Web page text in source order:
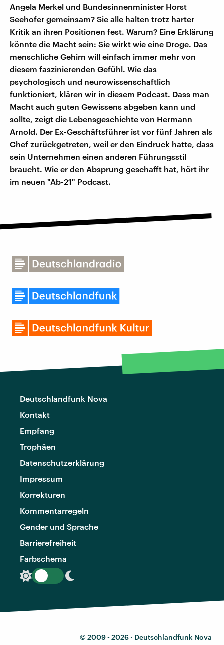
Angela Merkel und Bundesinnenminister Horst
Seehofer gemeinsam? Sie alle halten trotz harter
Kritik an ihren Positionen fest. Warum? Eine Erklärung
könnte die Macht sein: Sie wirkt wie eine Droge. Das
menschliche Gehirn will einfach immer mehr von
diesem faszinierenden Gefühl. Wie das
psychologisch und neurowissenschaftlich
funktioniert, klären wir in diesem Podcast. Dass man
Macht auch guten Gewissens abgeben kann und
sollte, zeigt die Lebensgeschichte von Hermann
Arnold. Der Ex-Geschäftsführer ist vor fünf Jahren als
Chef zurückgetreten, weil er den Eindruck hatte, dass
sein Unternehmen einen anderen Führungsstil
braucht. Wie er den Absprung geschafft hat, hört ihr
im neuen "Ab-21" Podcast.
Deutschlandfunk Nova
Kontakt
Empfang
Trophäen
Datenschutzerklärung
Impressum
Korrekturen
Kommentarregeln
Gender und Sprache
Barrierefreiheit
Farbschema
© 2009 - 2026 · Deutschlandfunk Nova